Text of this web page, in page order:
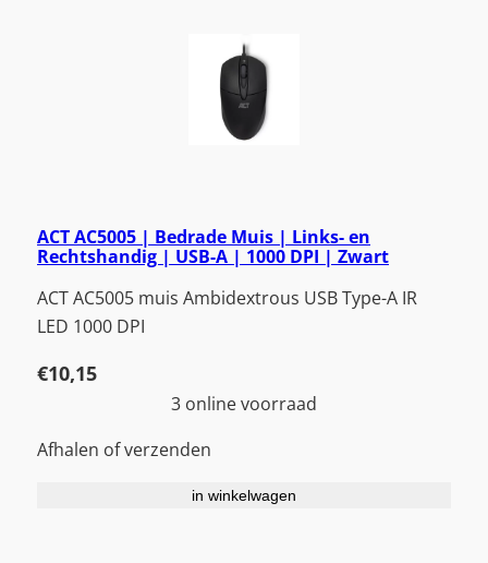
ACT AC5005 | Bedrade Muis | Links- en
Rechtshandig | USB-A | 1000 DPI | Zwart
ACT AC5005 muis Ambidextrous USB Type-A IR
LED 1000 DPI
€10,15
3 online voorraad
Afhalen of verzenden
in winkelwagen